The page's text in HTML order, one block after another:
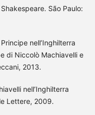
São Paulo:
nell’Inghilterra
di Niccolò Machiavelli e
2013.
nell’Inghilterra
Lettere, 2009.